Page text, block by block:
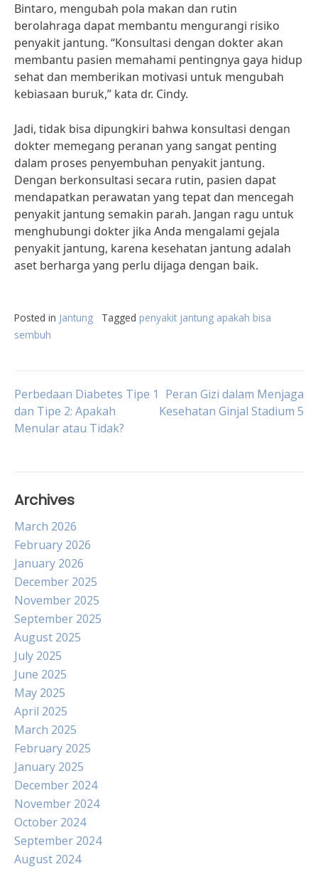
Bintaro, mengubah pola makan dan rutin
berolahraga dapat membantu mengurangi risiko
penyakit jantung. “Konsultasi dengan dokter akan
membantu pasien memahami pentingnya gaya hidup
sehat dan memberikan motivasi untuk mengubah
kebiasaan buruk,” kata dr. Cindy.
Jadi, tidak bisa dipungkiri bahwa konsultasi dengan
dokter memegang peranan yang sangat penting
dalam proses penyembuhan penyakit jantung.
Dengan berkonsultasi secara rutin, pasien dapat
mendapatkan perawatan yang tepat dan mencegah
penyakit jantung semakin parah. Jangan ragu untuk
menghubungi dokter jika Anda mengalami gejala
penyakit jantung, karena kesehatan jantung adalah
aset berharga yang perlu dijaga dengan baik.
Posted in Jantung Tagged penyakit jantung apakah bisa
sembuh
Post
navigation
Perbedaan Diabetes Tipe 1
dan Tipe 2: Apakah
Menular atau Tidak?
Peran Gizi dalam Menjaga
Kesehatan Ginjal Stadium 5
Archives
March 2026
February 2026
January 2026
December 2025
November 2025
September 2025
August 2025
July 2025
June 2025
May 2025
April 2025
March 2025
February 2025
January 2025
December 2024
November 2024
October 2024
September 2024
August 2024